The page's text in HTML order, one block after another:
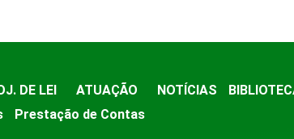
DE LEI ATUAÇÃO NOTÍCIAS
Prestação de Contas